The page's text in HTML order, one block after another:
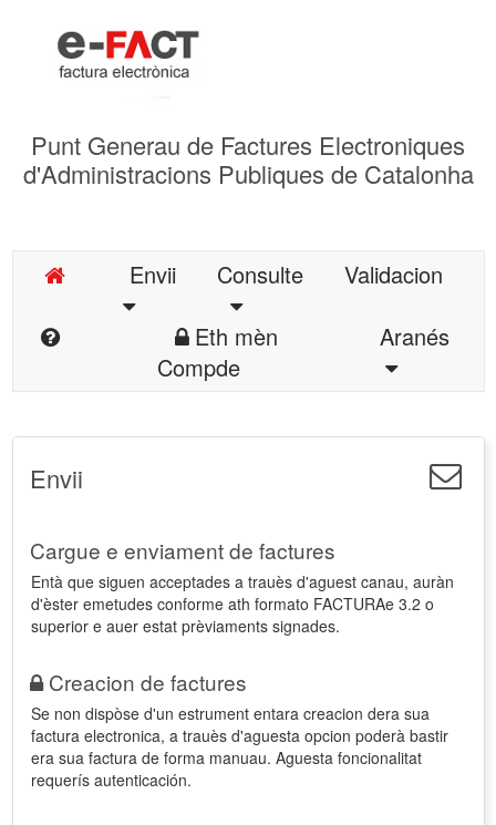
Punt Generau de Factures Electroniques
d'Administracions Publiques de Catalonha
Envii Consulte
Validacion
Eth mèn
Compde
Aranés
Envii
Cargue e enviament de factures
Entà que siguen acceptades a trauès d'aguest canau, auràn
d'èster emetudes conforme ath formato FACTURAe 3.2 o
superior e auer estat prèviaments signades.
Creacion de factures
Se non dispòse d'un estrument entara creacion dera sua
factura electronica, a trauès d'aguesta opcion poderà bastir
era sua factura de forma manuau. Aguesta foncionalitat
requerís autenticación.